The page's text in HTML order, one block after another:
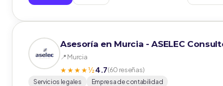
Asesoría en Murcia - ASELEC
📍 Murcia
★★★★½4.7(60 reseñas)
Servicios legales
Empresa de contabilidad